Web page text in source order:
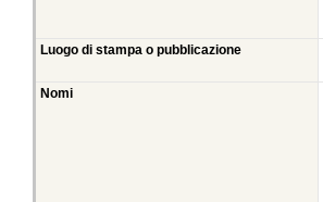
Luogo di stampa o pubblicazione
Nomi